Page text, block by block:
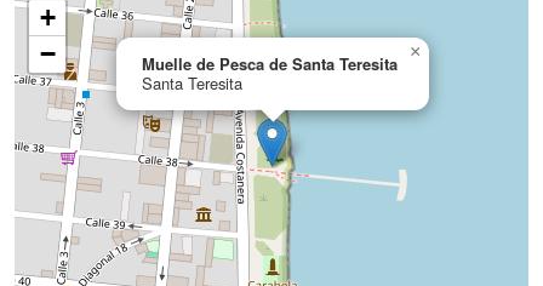
Muelle de Pesca de Santa Teresita
Santa Teresita
×
+
−